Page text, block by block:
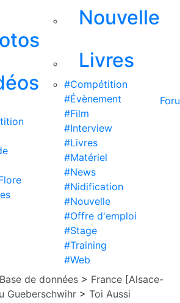
Nouvelle
Livres
#Compétition
#Évènement
#Film
#Interview
#Livres
#Matériel
#News
#Nidification
#Nouvelle
#Offre d'emploi
#Stage
#Training
#Web
Base de données > France [Alsace-
Gueberschwihr > Toi Aussi